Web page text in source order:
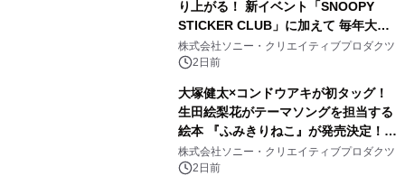
り上がる！ 新イベント「SNOOPY
STICKER CLUB」に加えて 毎年大好
評阪急の「うめだスヌーピーフェステ
ィバル」、 グラングリーン大阪 ショ
ップ&レストランでは 「I LIKE
SUMMER TIME with PEANUTS」を
初開催！
株式会社ソニー・クリエイティブプロダクツ
2日前
大塚健太×コンドウアキが初タッグ！
生田絵梨花がテーマソングを担当する
絵本 『ふみきりねこ』が発売決定！
LINEスタンプも同時リリース！
株式会社ソニー・クリエイティブプロダクツ
2日前